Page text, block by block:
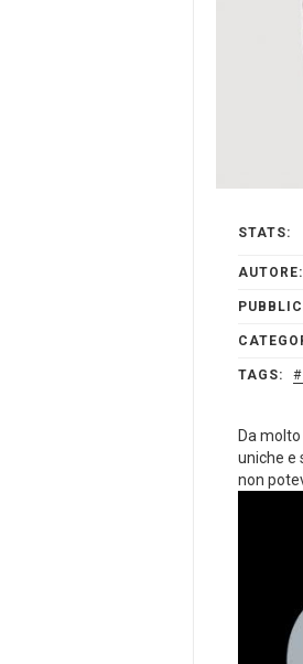
STATS:
AUTORE:
TAGS:
Da
uniche e
non